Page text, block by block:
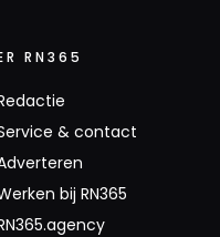
RN365
& contact
bij RN365